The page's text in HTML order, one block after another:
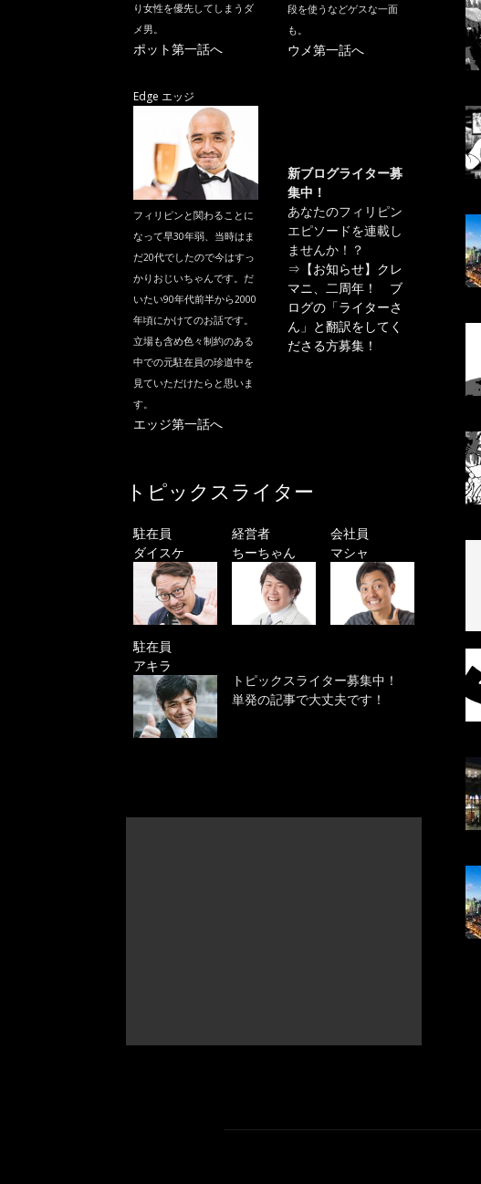
り女性を優先してしまうダ
メ男。
ポット第一話へ
段を使うなどゲスな一面
も。
ウメ第一話へ
Edge エッジ
フィリピンと関わることに
なって早30年弱、当時はま
だ20代でしたので今はすっ
かりおじいちゃんです。だ
いたい90年代前半から2000
年頃にかけてのお話です。
立場も含め色々制約のある
中での元駐在員の珍道中を
見ていただけたらと思いま
す。
エッジ第一話へ
新ブログライター募
集中！
あなたのフィリピン
エピソードを連載し
ませんか！？
⇒ 【お知らせ】クレ
マニ、二周年！ ブ
ログの「ライターさ
ん」と翻訳をしてく
ださる方募集！
トピックスライター
駐在員
ダイスケ
経営者
ちーちゃん
会社員
マシャ
駐在員
アキラ
トピックスライター募集中！
単発の記事で大丈夫です！